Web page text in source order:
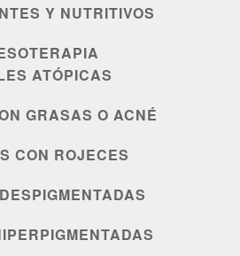
Y NUTRITIVOS
ATÓPICAS
GRASAS O ACNÉ
CON ROJECES